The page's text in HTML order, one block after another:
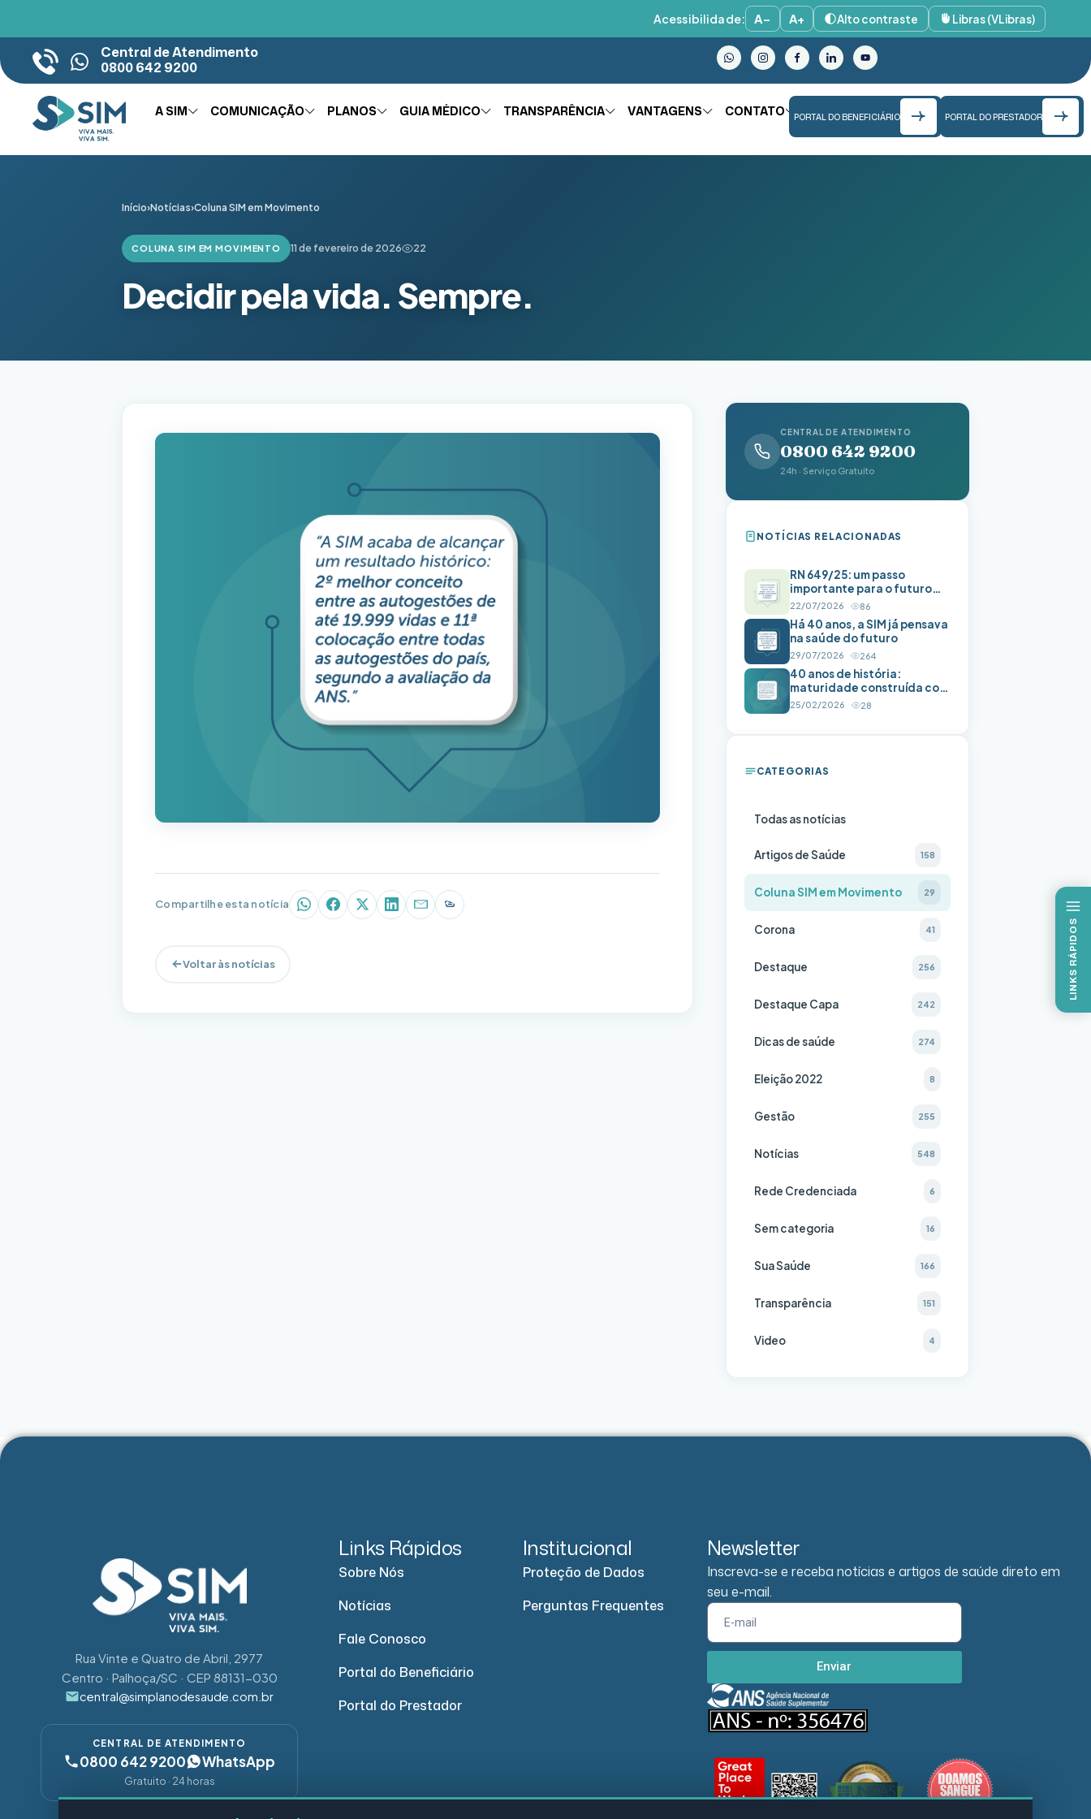
Acessibilidade: A− A+ Alto contraste Libras (VLibras)
Central de Atendimento
0800 642 9200
A SIM COMUNICAÇÃO PLANOS GUIA MÉDICO TRANSPARÊNCIA VANTAGENS CONTATO PORTAL DO BENEFICIÁRIO PORTAL DO PRESTADOR
Início›Notícias›Coluna SIM em Movimento
COLUNA SIM EM MOVIMENTO 11 de fevereiro de 2026 22
Decidir pela vida. Sempre.
Compartilhe esta notícia WhatsApp
FacebookX (Twitter)
LinkedInE-mailCopiar link
Voltar às notícias
CENTRAL DE ATENDIMENTO
0800 642 9200
24h · Serviço Gratuito
NOTÍCIAS RELACIONADAS
RN 649/25: um passo
importante para o futuro
das autogestões
22/07/2026 86
Há 40 anos, a SIM já pensava
na saúde do futuro
29/07/2026 264
40 anos de história:
maturidade construída com
responsabilidade
25/02/2026 28
CATEGORIAS
Todas as notícias
Artigos de Saúde 158
Coluna SIM em Movimento 29
Corona 41
Destaque 256
Destaque Capa 242
Dicas de saúde 274
Eleição 2022 8
Gestão 255
Notícias 548
Rede Credenciada 6
Sem categoria 16
Sua Saúde 166
Transparência 151
Video 4
Rua Vinte e Quatro de Abril, 2977
Centro · Palhoça/SC · CEP 88131-030
central@simplanodesaude.com.br
CENTRAL DE ATENDIMENTO
0800 642 9200 WhatsApp
Gratuito · 24 horas
Links Rápidos
Sobre Nós
Notícias
Fale Conosco
Portal do Beneficiário
Portal do Prestador
Institucional
Proteção de Dados
Perguntas Frequentes
Newsletter
Inscreva-se e receba notícias e artigos de saúde direto em
seu e-mail.
Enviar
LINKS RÁPIDOS